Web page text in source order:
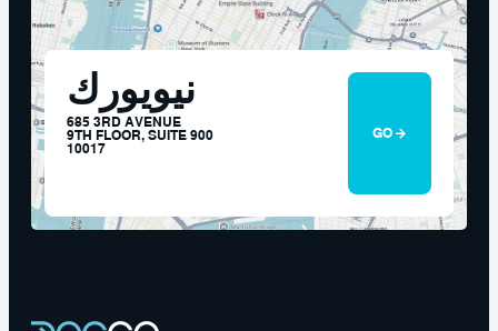
نيويورك
685 3RD AVENUE
9TH FLOOR, SUITE 900
10017
GO